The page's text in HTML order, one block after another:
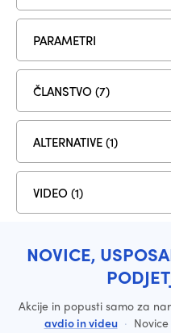
PARAMETRI
ČLANSTVO (7)
ALTERNATIVE (1)
VIDEO (1)
NOVICE,
Akcije in popusti samo za
avdio in videu ·